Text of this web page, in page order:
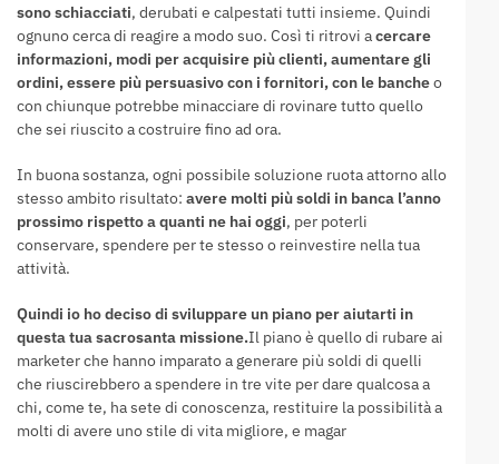
sono schiacciati, derubati e calpestati tutti insieme. Quindi
ognuno cerca di reagire a modo suo. Così ti ritrovi acercare
informazioni, modi per acquisire più clienti, aumentare gli
ordini, essere più persuasivo con i fornitori, con le bancheo
con chiunque potrebbe minacciare di rovinare tutto quello
che sei riuscito a costruire fino ad ora.
In buona sostanza, ogni possibile soluzione ruota attorno allo
stesso ambito risultato: avere molti più soldi in banca l’anno
prossimo rispetto a quanti ne hai oggi, per poterli
conservare, spendere per te stesso o reinvestire nella tua
attività.
Quindi io ho deciso di sviluppare un piano per aiutarti in
questa tua sacrosanta missione.Il piano è quello di rubare ai
marketer che hanno imparato a generare più soldi di quelli
che riuscirebbero a spendere in tre vite per dare qualcosa a
chi, come te, ha sete di conoscenza, restituire la possibilità a
molti di avere uno stile di vita migliore, e magar